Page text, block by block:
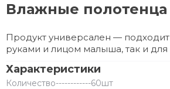
Влажные полотенца
Продукт универсален — подходит
руками и лицом малыша, так и для
Характеристики
Количество------------60шт